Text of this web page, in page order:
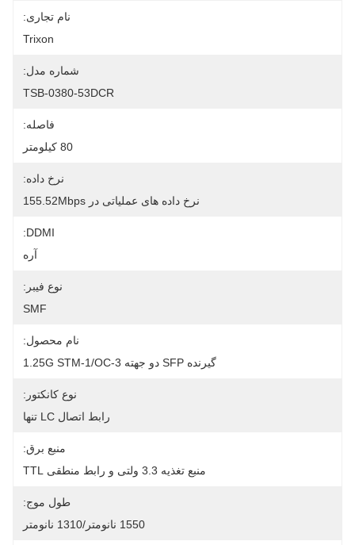
نام تجاری:
Trixon
شماره مدل:
TSB-0380-53DCR
فاصله:
80 کیلومتر
نرخ داده:
نرخ داده های عملیاتی در 155.52Mbps
DDMI:
آره
نوع فیبر:
SMF
نام محصول:
گیرنده SFP دو جهته 1.25G STM-1/OC-3
نوع کانکتور:
رابط اتصال LC تنها
منبع برق:
منبع تغذیه 3.3 ولتی و رابط منطقی TTL
طول موج:
1550 نانومتر/1310 نانومتر